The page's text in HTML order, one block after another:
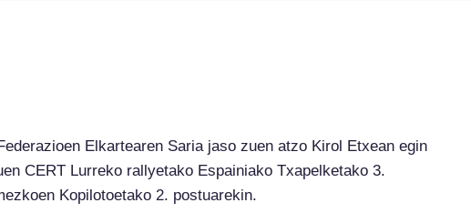
Elkartearen Saria jaso zuen atzo Kirol Etxean egin
CERT Lurreko rallyetako Espainiako Txapelketako 3.
Kopilotoetako 2. postuarekin.